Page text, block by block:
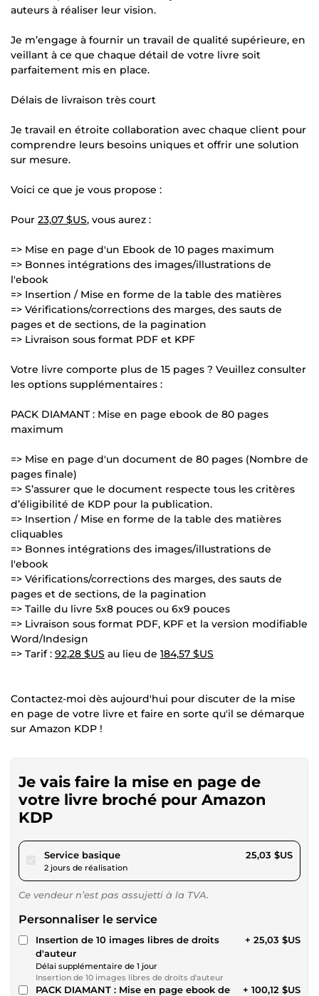
auteurs à réaliser leur vision.
Je m’engage à fournir un travail de qualité supérieure, en
veillant à ce que chaque détail de votre livre soit
parfaitement mis en place.
Délais de livraison très court
Je travail en étroite collaboration avec chaque client pour
comprendre leurs besoins uniques et offrir une solution
sur mesure.
Voici ce que je vous propose :
Pour 23,07 $US, vous aurez :
=> Mise en page d'un Ebook de 10 pages maximum
=> Bonnes intégrations des images/illustrations de
l'ebook
=> Insertion / Mise en forme de la table des matières
=> Vérifications/corrections des marges, des sauts de
pages et de sections, de la pagination
=> Livraison sous format PDF et KPF
Votre livre comporte plus de 15 pages ? Veuillez consulter
les options supplémentaires :
PACK DIAMANT : Mise en page ebook de 80 pages
maximum
=> Mise en page d'un document de 80 pages (Nombre de
pages finale)
=> S’assurer que le document respecte tous les critères
d’éligibilité de KDP pour la publication.
=> Insertion / Mise en forme de la table des matières
cliquables
=> Bonnes intégrations des images/illustrations de
l'ebook
=> Vérifications/corrections des marges, des sauts de
pages et de sections, de la pagination
=> Taille du livre 5x8 pouces ou 6x9 pouces
=> Livraison sous format PDF, KPF et la version modifiable
Word/Indesign
=> Tarif : 92,28 $US au lieu de 184,57 $US
Contactez-moi dès aujourd'hui pour discuter de la mise
en page de votre livre et faire en sorte qu'il se démarque
sur Amazon KDP !
Je vais faire la mise en page de
votre livre broché pour Amazon
KDP
Service basiquepour 23,07 $US
2 jours de réalisation
25,03 $US
Ce vendeur n’est pas assujetti à la TVA.
Personnaliser le service
Insertion de 10 images libres de droits
d'auteur
Délai supplémentaire de 1 jour
Insertion de 10 images libres de droits d'auteur
+ 25,03 $US
PACK DIAMANT : Mise en page ebook de
+ 100,12 $US